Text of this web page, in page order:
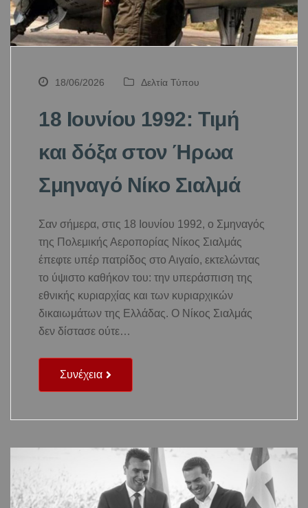
18/06/2026 Δελτία Τύπου
18 Ιουνίου 1992: Τιμή
και δόξα στον Ήρωα
Σμηναγό Νίκο Σιαλμά
Σαν σήμερα, στις 18 Ιουνίου 1992, ο Σμηναγός
της Πολεμικής Αεροπορίας Νίκος Σιαλμάς
έπεφτε υπέρ πατρίδος στο Αιγαίο, εκτελώντας
το ύψιστο καθήκον του: την υπεράσπιση της
εθνικής κυριαρχίας και των κυριαρχικών
δικαιωμάτων της Ελλάδας. Ο Νίκος Σιαλμάς
δεν δίστασε ούτε…
Συνέχεια